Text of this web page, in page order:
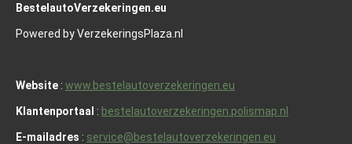
BestelautoVerzekeringen.eu
Powered by VerzekeringsPlaza.nl
Website : www.bestelautoverzekeringen.eu
Klantenportaal : bestelautoverzekeringen.polismap.nl
E-mailadres : service@bestelautoverzekeringen.eu